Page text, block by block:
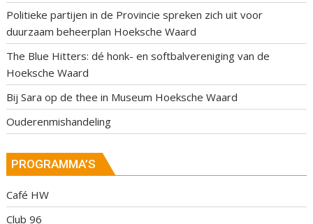
Politieke partijen in de Provincie spreken zich uit voor
duurzaam beheerplan Hoeksche Waard
The Blue Hitters: dé honk- en softbalvereniging van de
Hoeksche Waard
Bij Sara op de thee in Museum Hoeksche Waard
Ouderenmishandeling
PROGRAMMA’S
Café HW
Club 96